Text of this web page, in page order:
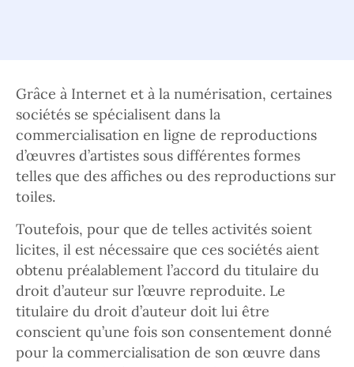
Grâce à Internet et à la numérisation, certaines
sociétés se spécialisent dans la
commercialisation en ligne de reproductions
d’œuvres d’artistes sous différentes formes
telles que des affiches ou des reproductions sur
toiles.
Toutefois, pour que de telles activités soient
licites, il est nécessaire que ces sociétés aient
obtenu préalablement l’accord du titulaire du
droit d’auteur sur l’œuvre reproduite. Le
titulaire du droit d’auteur doit lui être
conscient qu’une fois son consentement donné
pour la commercialisation de son œuvre dans